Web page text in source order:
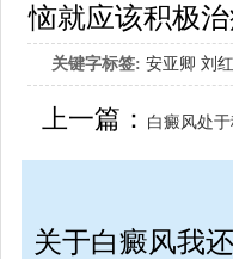
恼就应该积极
关键字标签: 安亚卿 刘
女生应该如何治疗呢
上一篇： 白癜风处
关于白癜风我